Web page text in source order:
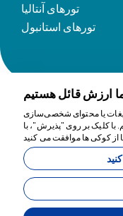
تورهای آنتالیا
تورهای استانبول
ارزش قائل هستیم
یا محتوای شخصی‌سازی
با کلیک بر روی "پذیرش"، با
ما برای کمک اینجاییم